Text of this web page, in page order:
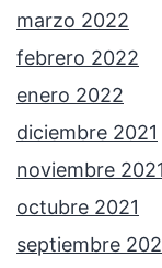
marzo 2022
febrero 2022
enero 2022
diciembre 2021
noviembre 2021
octubre 2021
septiembre